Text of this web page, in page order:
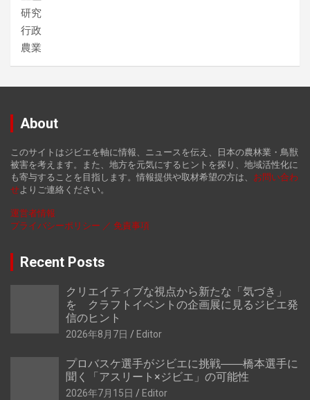
研究
行政
農業
About
このサイトはジビエを軸に情報、ニュースを伝え、日本の農林業・鳥獣
被害を考えます。また、地方を元気にするヒントを探り、地域活性化に
も寄与することを目指します。情報提供や取材希望の方は、 お問い合わ
せよりご連絡ください。
運営者情報
プライバシーポリシー ／ 免責事項
Recent Posts
クリエイティブな視点から新たな「気づき」
を クラフトイベントの企画展に見るジビエ発
信のヒント
2026年8月7日 Editor
プロバスケ選手がジビエに挑戦――橋本選手に
聞く「アスリート×ジビエ」の可能性
2026年7月15日 Editor